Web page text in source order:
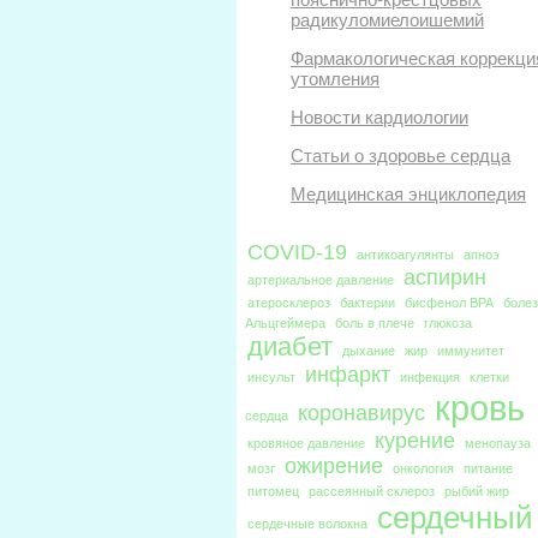
радикуломиелоишемий
Фармакологическая
утомления
Новости кардиологии
Статьи о здоровье сердца
Медицинская энциклопедия
COVID-19 антикоагулянты
апноэ
артериальное давление
аспирин
атеросклероз бактерии бисфенол BPA
Альцгеймера
боль в плече глюкоза
диабет дыхание жир
иммунитет
инсульт
инфаркт инфекция клетки
сердца коронавирус кровь
кровяное давление курение
менопауза
мозг
ожирение онкология
питание
питомец
рассеянный склероз рыбий жир
сердечные волокна
сердечный